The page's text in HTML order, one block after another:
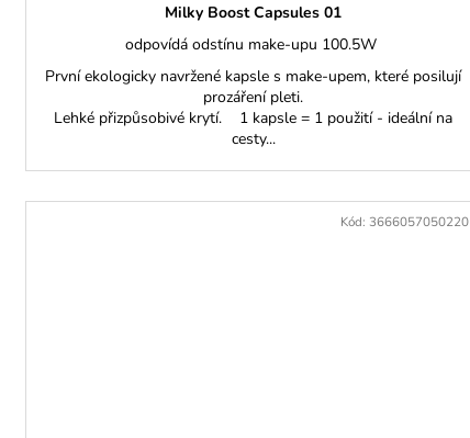
Milky Boost Capsules 01
odpovídá odstínu make-upu 100.5W
První ekologicky navržené kapsle s make-upem, které posilují
prozáření pleti.
Lehké přizpůsobivé krytí. 1 kapsle = 1 použití - ideální na
cesty...
Kód: 3666057050220